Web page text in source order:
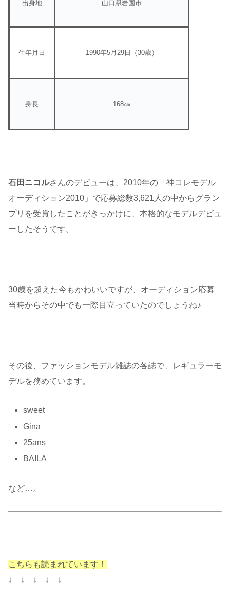
出身地 山口県岩国市
生年月日 1990年5月29日（30歳）
身長 168㎝
石田ニコルさんのデビューは、2010年の「神コレモデル
オーディション2010」で応募総数3,621人の中からグラン
プリを受賞したことがきっかけに、本格的なモデルデビュ
ーしたそうです。
30歳を超えた今もかわいいですが、オーディション応募
当時からその中でも一際目立っていたのでしょうね♪
その後、ファッションモデル雑誌の各誌で、レギュラーモ
デルを務めています。
sweet
Gina
25ans
BAILA
など…。
こちらも読まれています！
↓ ↓ ↓ ↓ ↓